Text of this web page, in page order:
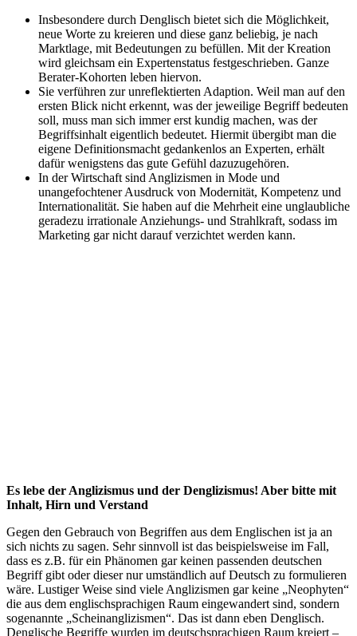
Insbesondere durch Denglisch bietet sich die Möglichkeit,
neue Worte zu kreieren und diese ganz beliebig, je nach
Marktlage, mit Bedeutungen zu befüllen. Mit der Kreation
wird gleichsam ein Expertenstatus festgeschrieben. Ganze
Berater-Kohorten leben hiervon.
Sie verführen zur unreflektierten Adaption. Weil man auf den
ersten Blick nicht erkennt, was der jeweilige Begriff bedeuten
soll, muss man sich immer erst kundig machen, was der
Begriffsinhalt eigentlich bedeutet. Hiermit übergibt man die
eigene Definitionsmacht gedankenlos an Experten, erhält
dafür wenigstens das gute Gefühl dazuzugehören.
In der Wirtschaft sind Anglizismen in Mode und
unangefochtener Ausdruck von Modernität, Kompetenz und
Internationalität. Sie haben auf die Mehrheit eine unglaubliche
geradezu irrationale Anziehungs- und Strahlkraft, sodass im
Marketing gar nicht darauf verzichtet werden kann.
Es lebe der Anglizismus und der Denglizismus! Aber bitte mit
Inhalt, Hirn und Verstand
Gegen den Gebrauch von Begriffen aus dem Englischen ist ja an
sich nichts zu sagen. Sehr sinnvoll ist das beispielsweise im Fall,
dass es z.B. für ein Phänomen gar keinen passenden deutschen
Begriff gibt oder dieser nur umständlich auf Deutsch zu formulieren
wäre. Lustiger Weise sind viele Anglizismen gar keine „Neophyten“
die aus dem englischsprachigen Raum eingewandert sind, sondern
sogenannte „Scheinanglizismen“. Das ist dann eben Denglisch.
Denglische Begriffe wurden im deutschsprachigen Raum kreiert –